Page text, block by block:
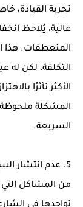
تجربة القيادة،
عالية، يُلاحظ
المنعطفات. هذا
التكلفة، لكن له
الأكثر تأثرًا
المشكلة ملحوظة
السريعة.
5. عدم انتشار السيارة
تواجدها في